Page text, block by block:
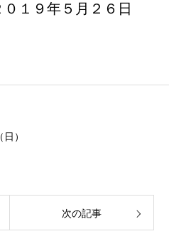
１９年５月２６日
）
次の記事